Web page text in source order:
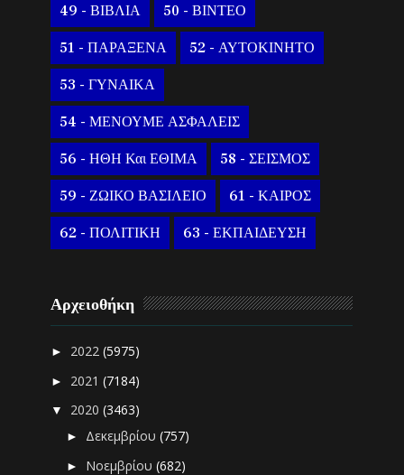
49 - ΒΙΒΛΙΑ 50 - ΒΙΝΤΕΟ
51 - ΠΑΡΑΞΕΝΑ 52 - ΑΥΤΟΚΙΝΗΤΟ
53 - ΓΥΝΑΙΚΑ
54 - ΜΕΝΟΥΜΕ ΑΣΦΑΛΕΙΣ
56 - ΗΘΗ Και ΕΘΙΜΑ 58 - ΣΕΙΣΜΟΣ
59 - ΖΩΙΚΟ ΒΑΣΙΛΕΙΟ 61 - ΚΑΙΡΟΣ
62 - ΠΟΛΙΤΙΚΗ 63 - ΕΚΠΑΙΔΕΥΣΗ
Αρχειοθήκη
► 2022(5975)
► 2021(7184)
▼ 2020(3463)
► Δεκεμβρίου(757)
► Νοεμβρίου(682)